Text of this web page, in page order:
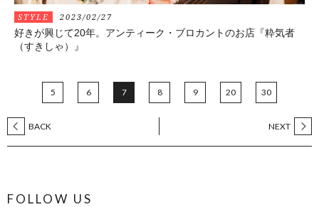
STYLE 2023/02/27
好きが興じて20年。アンティーク・ブロカントのお店『粋気者
（すきしゃ）』
BACK
5 6 7 8 9 20 30
NEXT
FOLLOW US